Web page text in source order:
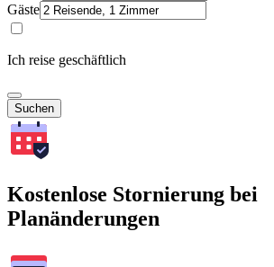
Gäste
Ich reise geschäftlich
Suchen
Kostenlose Stornierung bei
Planänderungen